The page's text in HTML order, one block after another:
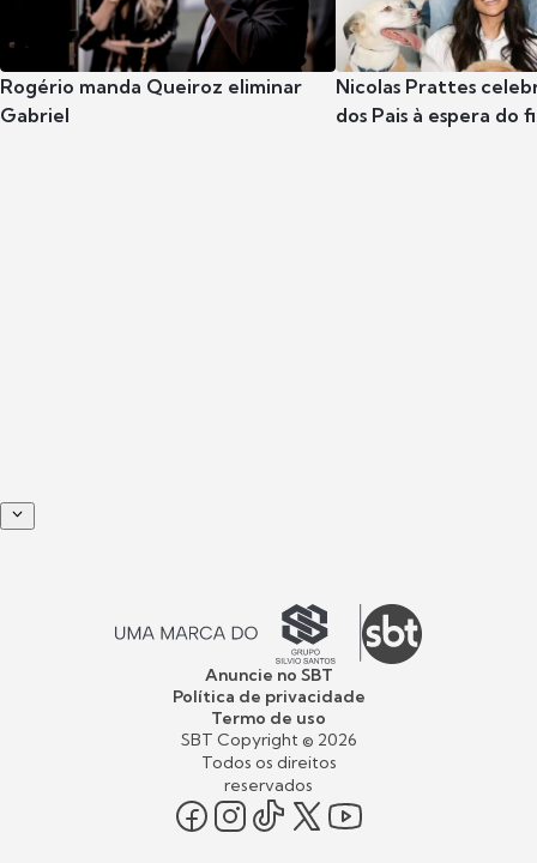
Rogério manda Queiroz eliminar
Gabriel
Nicolas Prattes
dos Pais à espera do
Anuncie no SBT
Política de privacidade
Termo de uso
SBT Copyright © 2026
Todos os direitos
reservados